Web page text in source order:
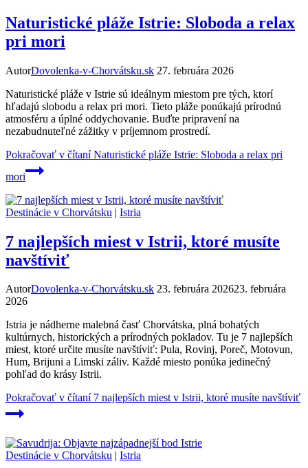
Naturistické pláže Istrie: Sloboda a relax
pri mori
AutorDovolenka-v-Chorvátsku.sk 27. februára 2026
Naturistické pláže v Istrie sú ideálnym miestom pre tých, ktorí
hľadajú slobodu a relax pri mori. Tieto pláže ponúkajú prírodnú
atmosféru a úplné oddychovanie. Buďte pripravení na
nezabudnuteľné zážitky v príjemnom prostredí.
Pokračovať v čítaníNaturistické pláže Istrie: Sloboda a relax pri
mori
Destinácie v Chorvátsku | Istria
7 najlepších miest v Istrii, ktoré musíte
navštíviť
AutorDovolenka-v-Chorvátsku.sk 23. februára 202623. februára
2026
Istria je nádherne malebná časť Chorvátska, plná bohatých
kultúrnych, historických a prírodných pokladov. Tu je 7 najlepších
miest, ktoré určite musíte navštíviť: Pula, Rovinj, Poreč, Motovun,
Hum, Brijuni a Limski záliv. Každé miesto ponúka jedinečný
pohľad do krásy Istrii.
Pokračovať v čítaní 7 najlepších miest v Istrii, ktoré musíte navštíviť
Destinácie v Chorvátsku Istria